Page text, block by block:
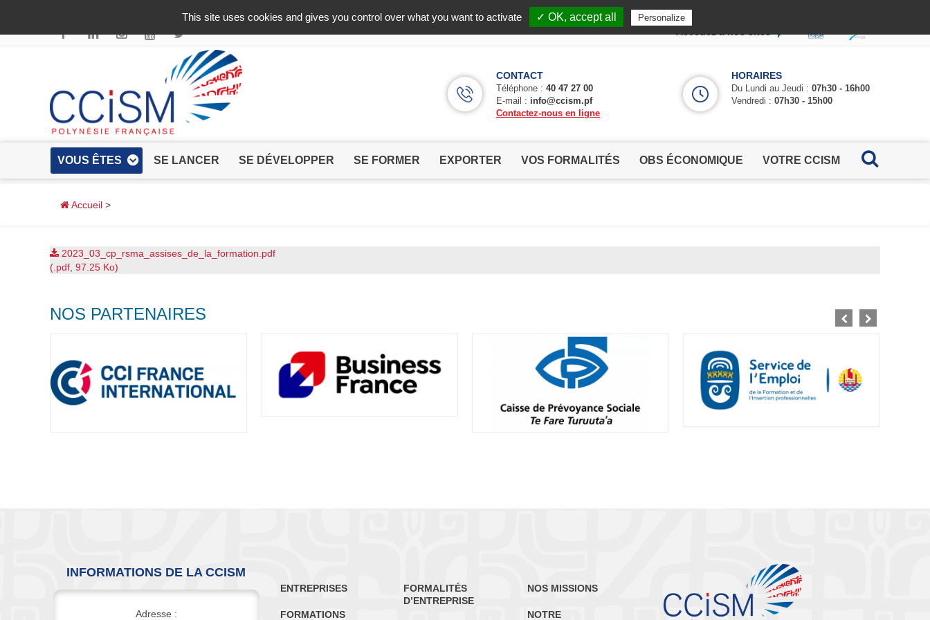
✓ Allow
CONTACT
Téléphone : 40 47 27 00
E-mail : info@ccism.pf
Contactez-nous en ligne
HORAIRES
Du Lundi au Jeudi : 07h30 - 16h00
Vendredi : 07h30 - 15h00
VOUS ÊTES SE LANCER SE DÉVELOPPER SE FORMER EXPORTER VOS FORMALITÉS OBS ÉCONOMIQUE VOTRE CCISM
Accueil >
2023_03_cp_rsma_assises_de_la_formation.pdf
(.pdf, 97.25 Ko)
NOS PARTENAIRES
INFORMATIONS DE LA CCISM
Adresse :
ENTREPRISES
FORMATIONS
FORMALITÉS
D’ENTREPRISE
NOS MISSIONS
NOTRE
This site uses cookies and gives you control over what you want to activate ✓ OK, accept all Personalize